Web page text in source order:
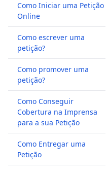
Como Iniciar uma Petição
Online
Como escrever uma
petição?
Como promover uma
petição?
Como Conseguir
Cobertura na Imprensa
para a sua Petição
Como Entregar uma
Petição